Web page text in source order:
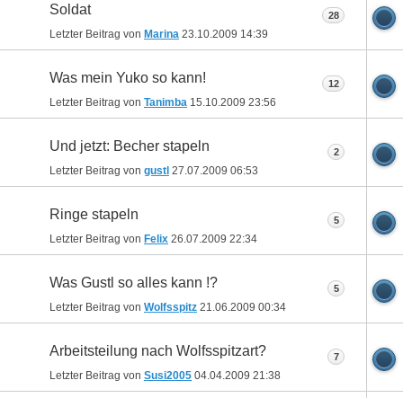
Soldat
Letzter Beitrag von Marina 23.10.2009 14:39
28
Was mein Yuko so kann!
Letzter Beitrag von Tanimba 15.10.2009 23:56
12
Und jetzt: Becher stapeln
Letzter Beitrag von gustl 27.07.2009 06:53
2
Ringe stapeln
Letzter Beitrag von Felix 26.07.2009 22:34
5
Was Gustl so alles kann !?
Letzter Beitrag von Wolfsspitz 21.06.2009 00:34
5
Arbeitsteilung nach Wolfsspitzart?
Letzter Beitrag von Susi2005 04.04.2009 21:38
7